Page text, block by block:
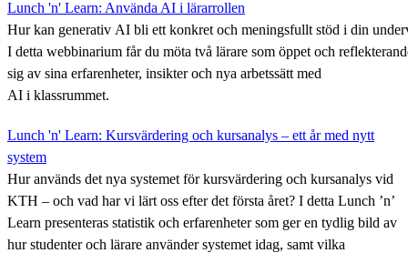
Lunch 'n' Learn: Använda AI i lärarrollen
Hur kan generativ AI bli ett konkret och meningsfullt stöd i din
I detta webbinarium får du möta två lärare som öppet och
sig av sina erfarenheter, insikter och nya arbetssätt med
AI i klassrummet.
Lunch 'n' Learn: Kursvärdering och kursanalys – ett år med nytt
system
Hur används det nya systemet för kursvärdering och kursanalys vid
KTH – och vad har vi lärt oss efter det första året? I detta Lunch ’n’
Learn presenteras statistik och erfarenheter som ger en tydlig bild av
hur studenter och lärare använder systemet idag, samt vilka